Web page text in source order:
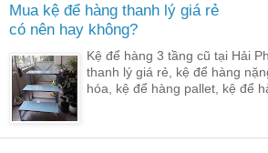
Mua kệ để hàng thanh lý giá rẻ
có nên hay không?
Kệ để hàng 3 tầng cũ tại Hải
thanh lý giá rẻ, kệ để hàng
hóa, kệ để hàng pallet, kệ để